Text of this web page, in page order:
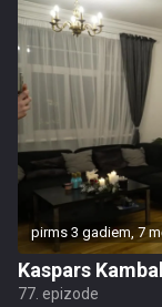
pirms 3 gadiem, 7
Kaspars
77. epizode